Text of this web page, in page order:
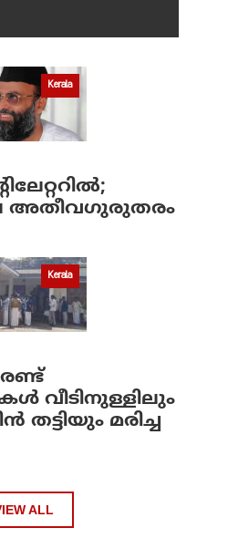
Kerala
അതീവഗുരുതരം
Kerala
വീടിനുള്ളിലും
തട്ടിയും മരിച്ച
ALL